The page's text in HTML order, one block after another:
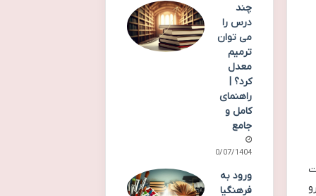
چند
درس را
می توان
ترمیم
معدل
کرد؟ |
راهنمای
کامل و
جامع
30/07/1404
ورود به
فرهنگیا